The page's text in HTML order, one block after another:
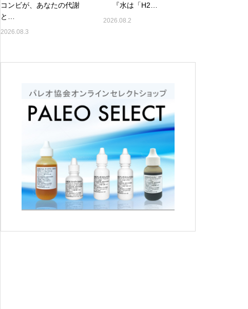
コンビが、あなたの代謝
と…
2026.08.3
『水は「H2…
2026.08.2